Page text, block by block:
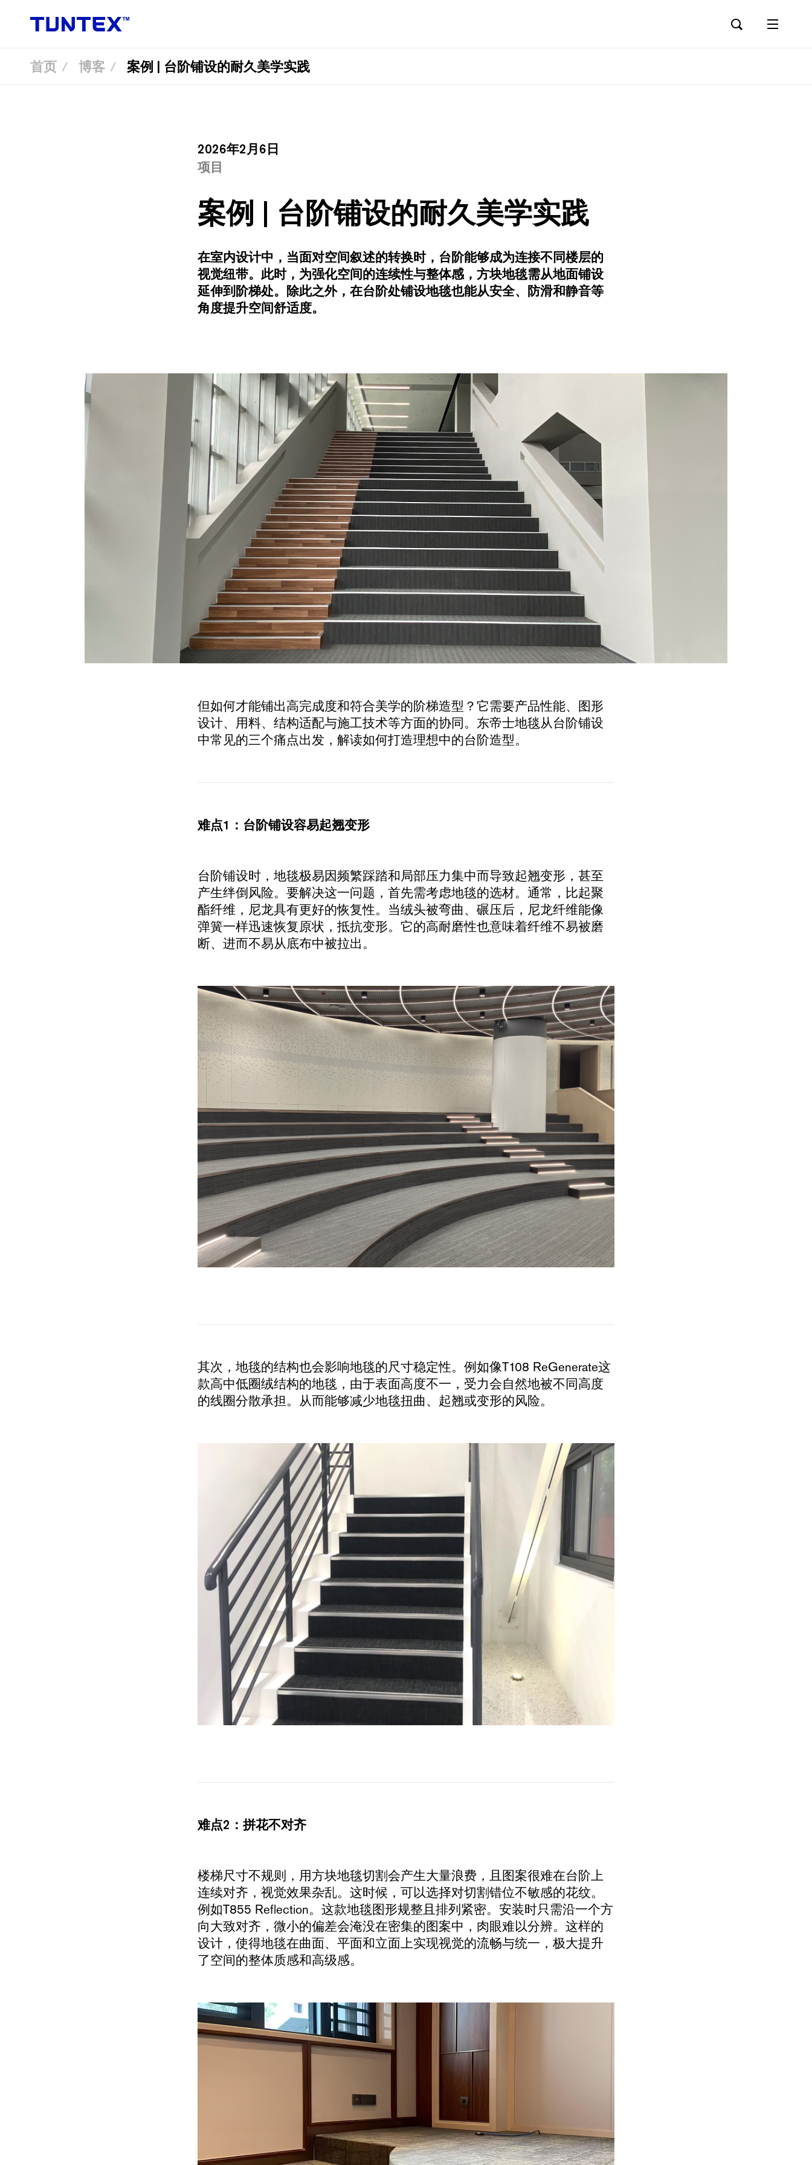
首页 博客 案例 | 台阶铺设的耐久美学实践
2026年2月6日
项目
案例 | 台阶铺设的耐久美学实践
在室内设计中，当面对空间叙述的转换时，台阶能够成为连接不同楼层的
视觉纽带。此时，为强化空间的连续性与整体感，方块地毯需从地面铺设
延伸到阶梯处。除此之外，在台阶处铺设地毯也能从安全、防滑和静音等
角度提升空间舒适度。
但如何才能铺出高完成度和符合美学的阶梯造型？它需要产品性能、图形
设计、用料、结构适配与施工技术等方面的协同。东帝士地毯从台阶铺设
中常见的三个痛点出发，解读如何打造理想中的台阶造型。
难点1：台阶铺设容易起翘变形
台阶铺设时，地毯极易因频繁踩踏和局部压力集中而导致起翘变形，甚至
产生绊倒风险。要解决这一问题，首先需考虑地毯的选材。通常，比起聚
酯纤维，尼龙具有更好的恢复性。当绒头被弯曲、碾压后，尼龙纤维能像
弹簧一样迅速恢复原状，抵抗变形。它的高耐磨性也意味着纤维不易被磨
断、进而不易从底布中被拉出。
其次，地毯的结构也会影响地毯的尺寸稳定性。例如像T108 ReGenerate这
款高中低圈绒结构的地毯，由于表面高度不一，受力会自然地被不同高度
的线圈分散承担。从而能够减少地毯扭曲、起翘或变形的风险。
难点2：拼花不对齐
楼梯尺寸不规则，用方块地毯切割会产生大量浪费，且图案很难在台阶上
连续对齐，视觉效果杂乱。这时候，可以选择对切割错位不敏感的花纹。
例如T855 Reflection。这款地毯图形规整且排列紧密。安装时只需沿一个方
向大致对齐，微小的偏差会淹没在密集的图案中，肉眼难以分辨。这样的
设计，使得地毯在曲面、平面和立面上实现视觉的流畅与统一，极大提升
了空间的整体质感和高级感。